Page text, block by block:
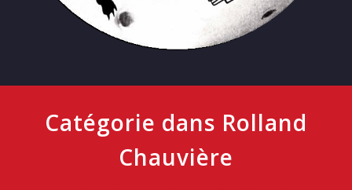
Catégorie dans Rolland
Chauvière